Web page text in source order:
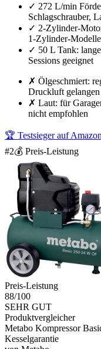
✓ 272 L/min
Schlagschrauber,
✓ 2-Zylinder-
1-Zylinder-Modelle
✓ 50 L Tank:
Sessions geeignet
✗ Ölgeschmiert:
Druckluft gelangen
✗ Laut: für
nicht empfohlen
🏆 Testsieger auf
#2💰 Preis-Leistung
Preis-Leistung
88/100
SEHR GUT
Produktvergleicher
Metabo Kompressor
Kesselgarantie